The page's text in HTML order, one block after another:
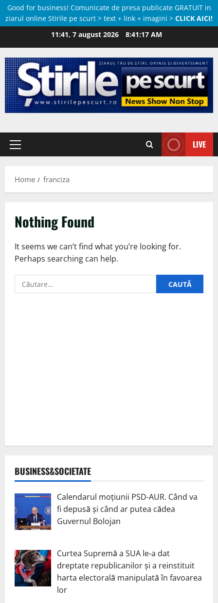
Good for business! Comunicate de presa publicate GRATUIT in
ziarul online Stirile pe scurt > text + link + imagini > CLICK AICI!
content
11:41, 7 august 2026 8:41:17 AM
Primary
LIVE
Home franciza
Nothing Found
It seems we can’t find what you’re looking for.
Perhaps searching can help.
Caută
după:
BUSINESS&SOCIETATE
Calendarul moțiunii PSD-AUR. Când va
fi depusă și când ar putea cădea
Guvernul Bolojan
Curtea Supremă a SUA le-a dat
dreptate republicanilor și a reinstituit
harta electorală manipulată în favoarea
lor